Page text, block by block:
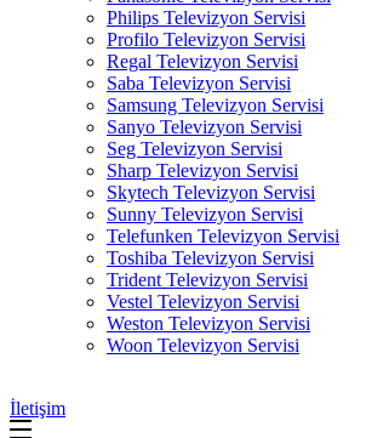
Philips Televizyon Servisi
Profilo Televizyon Servisi
Regal Televizyon Servisi
Saba Televizyon Servisi
Samsung Televizyon Servisi
Sanyo Televizyon Servisi
Seg Televizyon Servisi
Sharp Televizyon Servisi
Skytech Televizyon Servisi
Sunny Televizyon Servisi
Telefunken Televizyon Servisi
Toshiba Televizyon Servisi
Trident Televizyon Servisi
Vestel Televizyon Servisi
Weston Televizyon Servisi
Woon Televizyon Servisi
İletişim